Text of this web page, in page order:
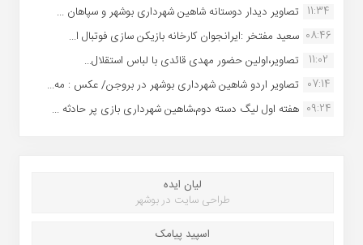
11:34 تصاویر دیدار دوستانه شاهین شهردارى بوشهر و سپاهان ...
08:46 سعید مفتخر :ایرانجوان کارخانه بازیکن سازی فوتبال ا...
11:02
تصاویر،اولین حضور مهدی قائدی با لباس استقلال...
07:14 تصاویر اردو شاهین شهرداری بوشهر در بروجن/ عکس : مه...
09:24 هفته اول لیگ دسته دوم،شاهین شهرداری بازی پر حادثه ...
لیان ایده
طراحی سایت در بوشهر
اسپید پیامک